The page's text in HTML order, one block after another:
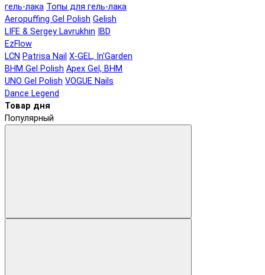
гель-лака Топы для гель-лака
Aeropuffing Gel Polish Gelish
LIFE & Sergey Lavrukhin
IBD
EzFlow
LCN Patrisa Nail X-GEL, In'Garden
BHM Gel Polish Apex Gel, BHM
UNO Gel Polish VOGUE Nails
Dance Legend
Товар дня
Популярный